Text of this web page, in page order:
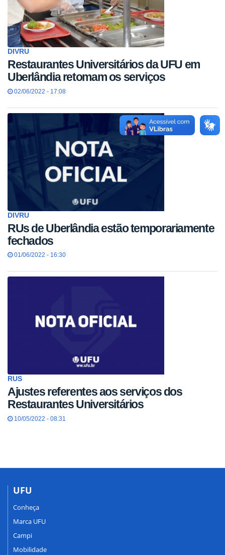
DIVRU
Restaurantes Universitários da UFU em
Uberlândia retomam os serviços
02/06/2022 - 17:08
DIVRU
RUs de Uberlândia estão temporariamente
fechados
01/06/2022 - 16:30
RUS
Ajustes referentes aos serviços dos
Restaurantes Universitários
10/05/2022 - 08:31
UFU
Conheça
Marca UFU
Campi
Mobilidade